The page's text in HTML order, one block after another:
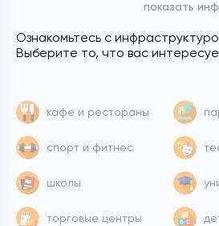
Ознакомьтесь с
Выберите то, что вас
кафе и рестораны
спорт и фитнес
школы
торговые центры
показать